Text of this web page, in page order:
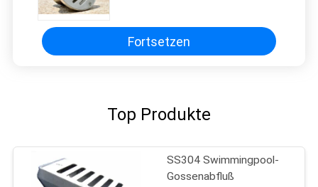
Fortsetzen
Top Produkte
SS304 Swimmingpool-
Gossenabfluß